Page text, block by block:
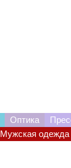
Оптика
Мужская одежда